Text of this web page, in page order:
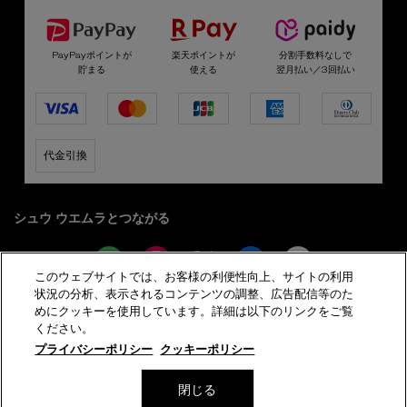
PayPayポイントが
貯まる
楽天ポイントが
使える
分割手数料なしで
翌月払い／3回払い
代金引換
シュウ ウエムラとつながる
特定商取引法に基づく表示 会員規約
このウェブサイトでは、お客様の利便性向上、サイトの利用
状況の分析、表示されるコンテンツの調整、広告配信等のた
めにクッキーを使用しています。詳細は以下のリンクをご覧
ください。
プライバシーポリシー
クッキーポリシー
閉じる